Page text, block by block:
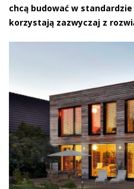
chcą budować w
korzystają zazwyczaj z